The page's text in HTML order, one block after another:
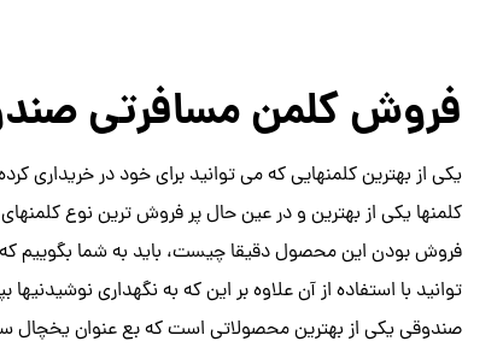
فروش کلمن مسافرتی
یکی از بهترین کلمنهایی که می توانید برای خود در خریداری
کلمنها یکی از بهترین و در عین حال پر فروش ترین نوع
فروش بودن این محصول دقیقا چیست، باید به شما بگوییم
توانید با استفاده از آن علاوه بر این که به نگهداری
صندوقی یکی از بهترین محصولاتی است که بع عنوان یخچال